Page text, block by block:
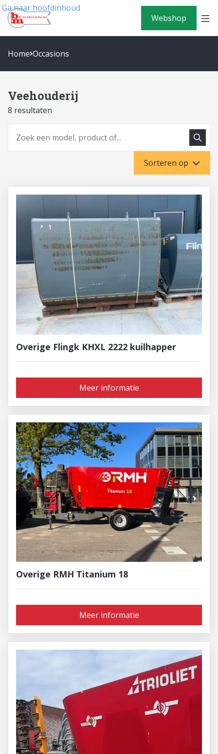
Ga naar hoofdinhoud
Webshop
Home Occasions
Veehouderij
8 resultaten
Zoeken
Sorteren op
Overige Flingk KHXL 2222 kuilhapper
Meer informatie
Overige RMH Titanium 18
Meer informatie